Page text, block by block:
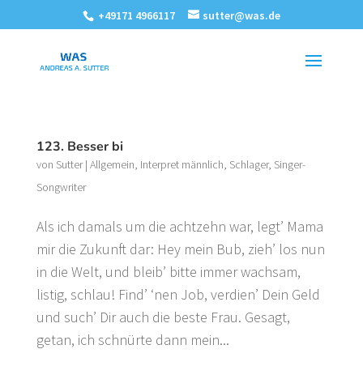
+49171 4966117 sutter@was.de
123. Besser bi
von Sutter| Allgemein, Interpret männlich, Schlager, Singer-
Songwriter
Als ich damals um die achtzehn war, legt’ Mama
mir die Zukunft dar: Hey mein Bub, zieh’ los nun
in die Welt, und bleib’ bitte immer wachsam,
listig, schlau! Find’ ‘nen Job, verdien’ Dein Geld
und such’ Dir auch die beste Frau. Gesagt,
getan, ich schnürte dann mein...